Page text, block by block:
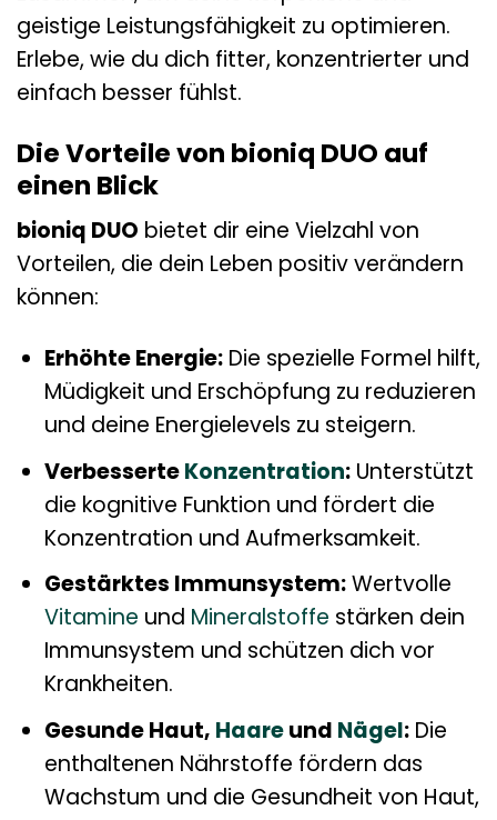
geistige Leistungsfähigkeit zu optimieren.
Erlebe, wie du dich fitter, konzentrierter und
einfach besser fühlst.
Die Vorteile von bioniq DUO auf
einen Blick
bioniq DUO bietet dir eine Vielzahl von
Vorteilen, die dein Leben positiv verändern
können:
Erhöhte Energie:Die spezielle Formel hilft,
Müdigkeit und Erschöpfung zu reduzieren
und deine Energielevels zu steigern.
VerbesserteKonzentration:Unterstützt
die kognitive Funktion und fördert die
Konzentration und Aufmerksamkeit.
Gestärktes Immunsystem:Wertvolle
Vitamine und Mineralstoffe stärken dein
Immunsystem und schützen dich vor
Krankheiten.
Gesunde Haut, Haareund Nägel:Die
enthaltenen Nährstoffe fördern das
Wachstum und die Gesundheit von Haut,